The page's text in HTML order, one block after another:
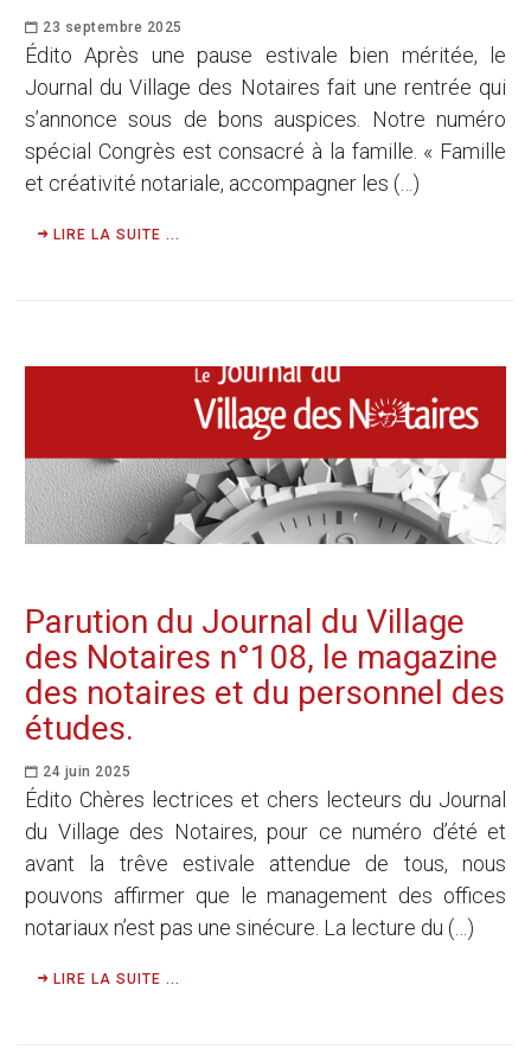
23 septembre 2025
Édito Après une pause estivale bien méritée, le
Journal du Village des Notaires fait une rentrée qui
s’annonce sous de bons auspices. Notre numéro
spécial Congrès est consacré à la famille. « Famille
et créativité notariale, accompagner les (…)
LIRE LA SUITE ...
Parution du Journal du Village
des Notaires n°108, le magazine
des notaires et du personnel des
études.
24 juin 2025
Édito Chères lectrices et chers lecteurs du Journal
du Village des Notaires, pour ce numéro d’été et
avant la trêve estivale attendue de tous, nous
pouvons affirmer que le management des offices
notariaux n’est pas une sinécure. La lecture du (…)
LIRE LA SUITE ...